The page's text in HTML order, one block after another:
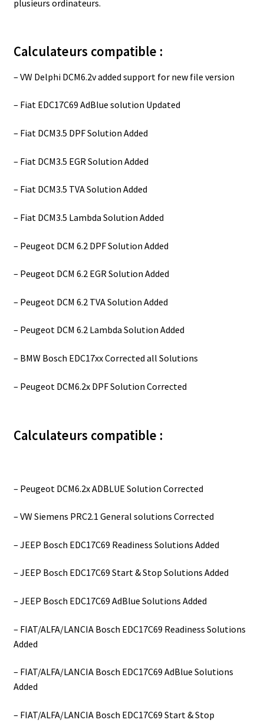
plusieurs ordinateurs.
Calculateurs compatible :
– VW Delphi DCM6.2v added support for new file version
– Fiat EDC17C69 AdBlue solution Updated
– Fiat DCM3.5 DPF Solution Added
– Fiat DCM3.5 EGR Solution Added
– Fiat DCM3.5 TVA Solution Added
– Fiat DCM3.5 Lambda Solution Added
– Peugeot DCM 6.2 DPF Solution Added
– Peugeot DCM 6.2 EGR Solution Added
– Peugeot DCM 6.2 TVA Solution Added
– Peugeot DCM 6.2 Lambda Solution Added
– BMW Bosch EDC17xx Corrected all Solutions
– Peugeot DCM6.2x DPF Solution Corrected
Calculateurs compatible :
– Peugeot DCM6.2x ADBLUE Solution Corrected
– VW Siemens PRC2.1 General solutions Corrected
– JEEP Bosch EDC17C69 Readiness Solutions Added
– JEEP Bosch EDC17C69 Start & Stop Solutions Added
– JEEP Bosch EDC17C69 AdBlue Solutions Added
– FIAT/ALFA/LANCIA Bosch EDC17C69 Readiness Solutions
Added
– FIAT/ALFA/LANCIA Bosch EDC17C69 AdBlue Solutions
Added
– FIAT/ALFA/LANCIA Bosch EDC17C69 Start & Stop